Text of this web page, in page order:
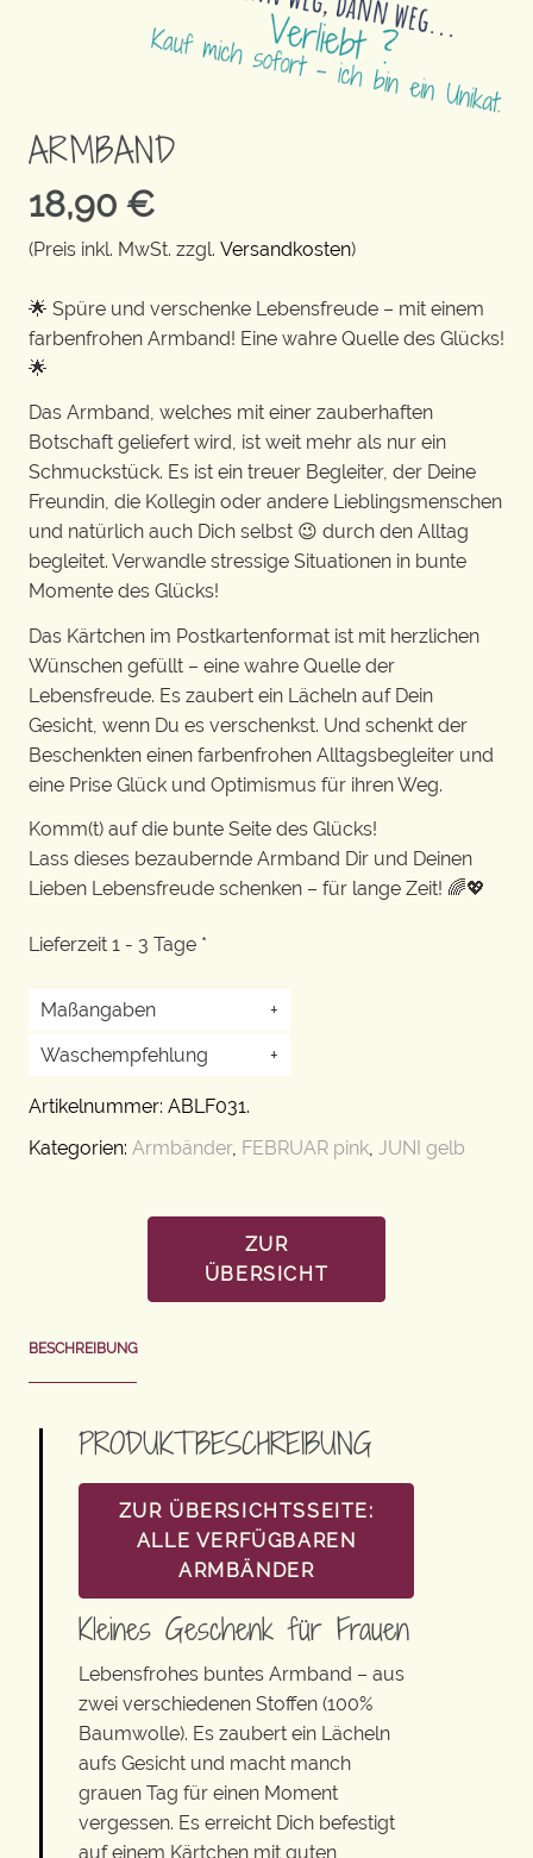
ARMBAND
18,90 €
(Preis inkl. MwSt. zzgl. Versandkosten)
🌟 Spüre und verschenke Lebensfreude – mit einem
farbenfrohen Armband! Eine wahre Quelle des Glücks!
🌟
Das Armband, welches mit einer zauberhaften
Botschaft geliefert wird, ist weit mehr als nur ein
Schmuckstück. Es ist ein treuer Begleiter, der Deine
Freundin, die Kollegin oder andere Lieblingsmenschen
und natürlich auch Dich selbst 😉 durch den Alltag
begleitet. Verwandle stressige Situationen in bunte
Momente des Glücks!
Das Kärtchen im Postkartenformat ist mit herzlichen
Wünschen gefüllt – eine wahre Quelle der
Lebensfreude. Es zaubert ein Lächeln auf Dein
Gesicht, wenn Du es verschenkst. Und schenkt der
Beschenkten einen farbenfrohen Alltagsbegleiter und
eine Prise Glück und Optimismus für ihren Weg.
Komm(t) auf die bunte Seite des Glücks!
Lass dieses bezaubernde Armband Dir und Deinen
Lieben Lebensfreude schenken – für lange Zeit! 🌈💖
Lieferzeit 1 - 3 Tage *
Maßangaben
+
Waschempfehlung
+
Artikelnummer: ABLF031.
Kategorien: Armbänder, FEBRUAR pink, JUNI gelb
ZUR
ÜBERSICHT
BESCHREIBUNG
PRODUKTBESCHREIBUNG
ZUR ÜBERSICHTSSEITE:
ALLE VERFÜGBAREN
ARMBÄNDER
Kleines Geschenk für Frauen
Lebensfrohes buntes Armband – aus
zwei verschiedenen Stoffen (100%
Baumwolle). Es zaubert ein Lächeln
aufs Gesicht und macht manch
grauen Tag für einen Moment
vergessen. Es erreicht Dich befestigt
auf einem Kärtchen mit guten